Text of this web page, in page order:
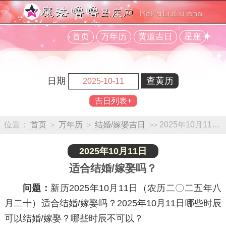
首页 万年历 黄道吉日 星座
日期
吉日列表+
位置： 首页 > 万年历 > 结婚/嫁娶吉日 >> 2025年10月11日查询
2025年10月11日
适合结婚/嫁娶吗？
问题： 新历2025年10月11日（农历二〇二五年八
月二十）适合结婚/嫁娶吗？2025年10月11日哪些时辰
可以结婚/嫁娶？哪些时辰不可以？